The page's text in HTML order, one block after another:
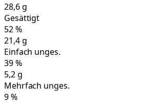
28,6g
Gesättigt
52%
21,4g
Einfach unges.
39%
5,2g
Mehrfach unges.
9%